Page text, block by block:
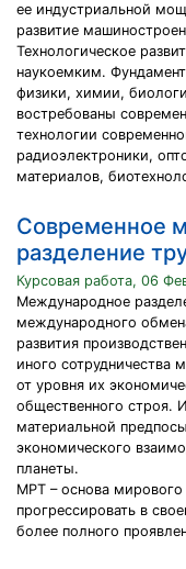
ее индустриальной
развитие
Технологическое
наукоемким.
физики, химии,
востребованы
технологии
радиоэлектроники,
материалов,
Современное
разделение
Курсовая работа, 06
Международное
международного
развития
иного сотрудничества
от уровня их
общественного строя.
материальной
экономического
планеты.
МРТ – основа
прогрессировать в
более полного